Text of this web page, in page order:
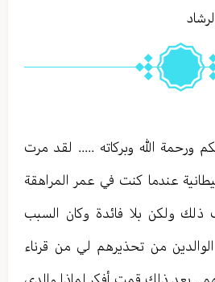
ورحمة الله وبركاته ..... لقد مرت
عندما كنت في عمر المراهقة
ولكن بلا فائدة وكان السبب
من تحذيرهم لي من قرناء